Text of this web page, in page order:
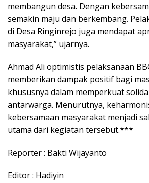
membangun desa. Dengan
semakin maju dan berkembang.
di Desa Ringinrejo juga mendapat
masyarakat,” ujarnya.
Ahmad Ali optimistis pelaksanaan
memberikan dampak positif bagi
khususnya dalam memperkuat
antarwarga. Menurutnya,
kebersamaan masyarakat menjadi
utama dari kegiatan tersebut.***
Reporter : Bakti Wijayanto
Editor : Hadiyin